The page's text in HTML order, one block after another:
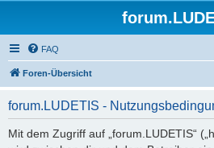
FAQ
Foren-Übersicht
forum.LUDETIS -
Mit dem Zugriff auf „forum.LUDETIS“